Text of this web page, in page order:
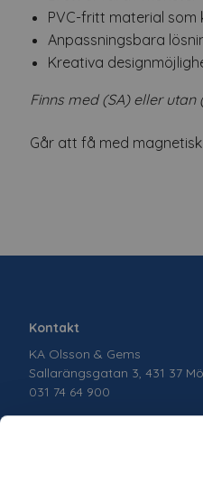
PVC-fritt material
Anpassningsbara
Kreativa
Finns med (SA) eller utan
Går att få med
Kontakt
KA Olsson & Gems
Sallarängsgatan 3, 431 37
031 74 64 900